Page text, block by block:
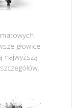
głowice
najwyższą